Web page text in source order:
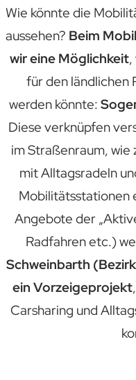
Wie könnte die
aussehen? Beim
wir eine Möglichkeit
für den ländlichen
werden könnte:
Diese verknüpfen
im Straßenraum,
mit Alltagsradeln
Mobilitätsstationen
Angebote der
Radfahren etc.)
Schweinbarth
ein Vorzeigeprojekt
Carsharing und